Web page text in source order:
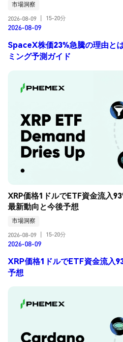
市場洞察
2026-08-09
15-20分
2026-08-09
SpaceX株価23%急騰の理由と
ミング予測ガイド
XRP価格1ドルでETF資金流入
最新動向と今後予想
市場洞察
2026-08-09
15-20分
2026-08-09
XRP価格1ドルでETF資金流入
予想